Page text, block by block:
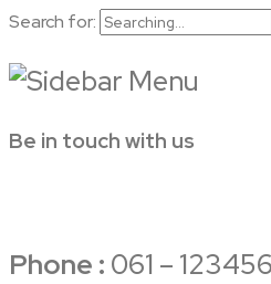
Search for:
Be in touch with us
Phone : 061 –